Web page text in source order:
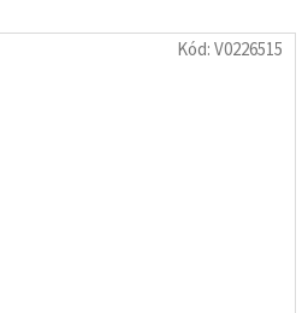
Kód:V0226515